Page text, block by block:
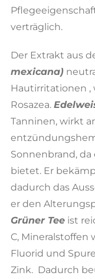
verträglich.
Der Extrakt aus
mexicana)
Hautirritationen ,
Rosazea.
Tanninen, wirkt
Sonnenbrand,
bietet. Er
dadurch das
er den
Grüner Teeist
C, Mineralstoffen
Fluorid und
Zink. Dadurch